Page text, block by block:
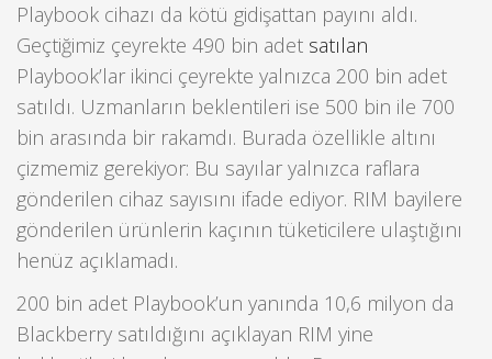
Playbook cihazı da kötü gidişattan payını aldı.
Geçtiğimiz çeyrekte 490 bin adet satılan
Playbook’lar ikinci çeyrekte yalnızca 200 bin adet
satıldı. Uzmanların beklentileri ise 500 bin ile 700
bin arasında bir rakamdı. Burada özellikle altını
çizmemiz gerekiyor: Bu sayılar yalnızca raflara
gönderilen cihaz sayısını ifade ediyor. RIM bayilere
gönderilen ürünlerin kaçının tüketicilere ulaştığını
henüz açıklamadı.
200 bin adet Playbook’un yanında 10,6 milyon da
Blackberry satıldığını açıklayan RIM yine